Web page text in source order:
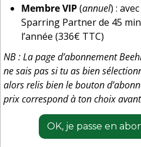
Membre VIP (annuel) :
Sparring Partner de 45
l’année (336€ TTC)
NB : La page d’abonnement
ne sais pas si tu as bien
alors relis bien le bouton
prix correspond à ton choix
OK, je passe en